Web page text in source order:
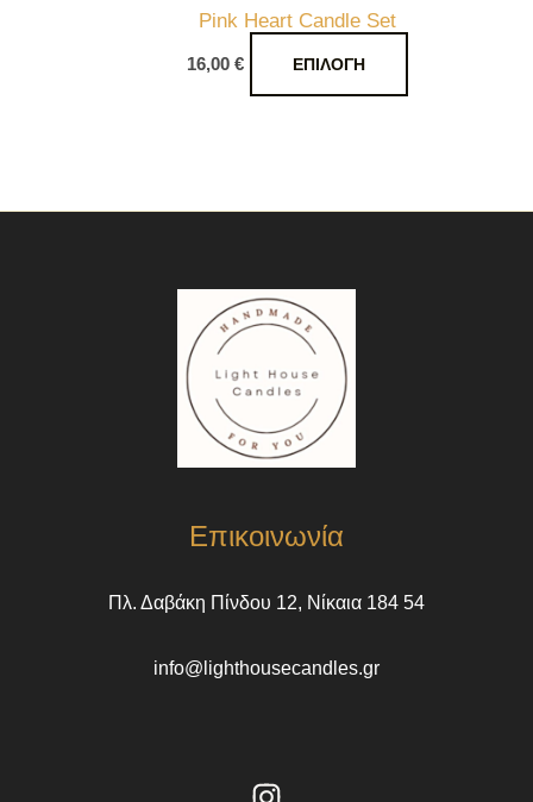
Pink Heart Candle Set
16,00 € ΕΠΙΛΟΓΉ
Επικοινωνία
Πλ. Δαβάκη Πίνδου 12, Νίκαια 184 54
info@lighthousecandles.gr